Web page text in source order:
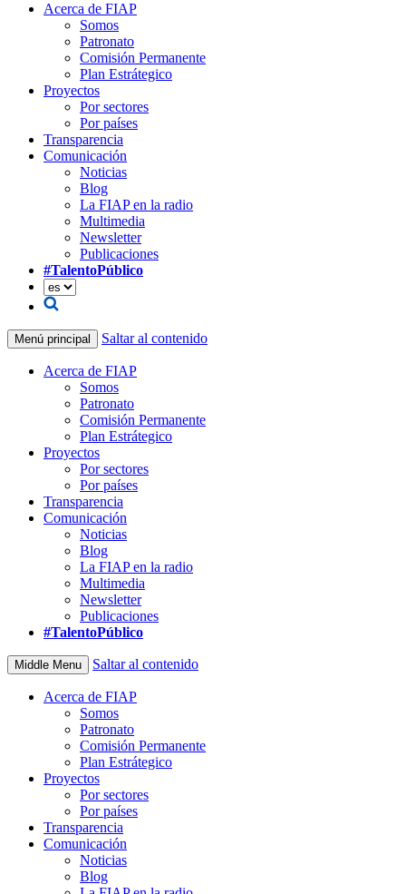
Acerca de FIAP
Somos
Patronato
Comisión Permanente
Plan Estrátegico
Proyectos
Por sectores
Por países
Transparencia
Comunicación
Noticias
Blog
La FIAP en la radio
Multimedia
Newsletter
Publicaciones
#TalentoPúblico
Menú principal Saltar al contenido
Acerca de FIAP
Somos
Patronato
Comisión Permanente
Plan Estrátegico
Proyectos
Por sectores
Por países
Transparencia
Comunicación
Noticias
Blog
La FIAP en la radio
Multimedia
Newsletter
Publicaciones
#TalentoPúblico
Middle Menu Saltar al contenido
Acerca de FIAP
Somos
Patronato
Comisión Permanente
Plan Estrátegico
Proyectos
Por sectores
Por países
Transparencia
Comunicación
Noticias
Blog